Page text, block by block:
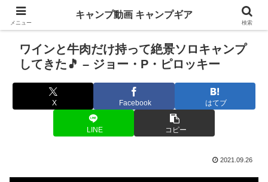
ワインと牛肉だけ持って絶景ソロキャンプ
してきた🎵 – ジョー・P・ピロッキー
X Facebook はてブ
LINE コピー
2021.09.26
メニュー
キャンプ動画 キャンプギア
検索